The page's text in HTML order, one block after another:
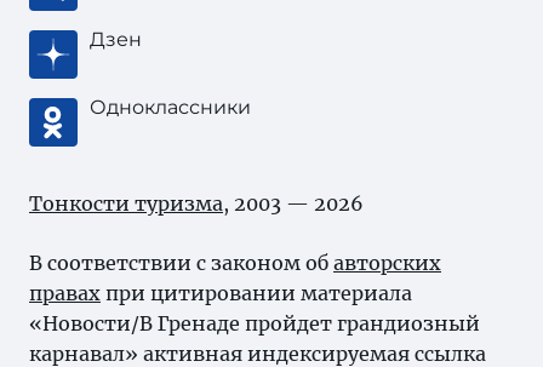
Дзен
Одноклассники
Тонкости туризма, 2003 — 2026
В соответствии с законом об авторских
правах при цитировании материала
«Новости/В Гренаде пройдет грандиозный
карнавал» активная индексируемая ссылка